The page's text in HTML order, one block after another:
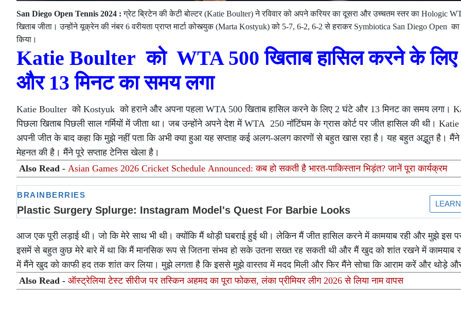
San Diego Open Tennis 2024 :ग्रेट ब्रिटेन की केटी बोल्टर (Katie Boulter) ने रविवार को अपने करियर का दूसरा और उच्चतम स्तर का Hologic
खिताब जीता। उन्होंने यूक्रेन की नंबर 6 वरीयता प्राप्त मार्टा कोस्त्युक (Marta Kostyuk) को 5-7, 6-2, 6-2 से हराकर Symbiotica San Diego Open
किया।
Katie Boulter को WTA 500 खिताब हासिल करने के
और 13 मिनट का समय लगा
Katie Boulter को Kostyuk को हराने और अपना पहला WTA 500 खिताब हासिल करने के लिए 2 घंटे और 13 मिनट का समय लगा।
पिछला खिताब पिछली साल गर्मियों में जीता था। जब उन्होंने अपने देश में WTA 250 नॉटिंघम के ग्रास कोर्ट पर जीत हासिल की थी।
अपनी जीत के बाद कहा कि मुझे नहीं पता कि अभी क्या हुआ यह सप्ताह कई अलग-अलग कारणों से बहुत खास रहा है। यह बहुत अद्भुत है।
मेहनत की है। मैंने पूरे सप्ताह टेनिस खेला है।
Also Read - Asian Games 2026 Cricket Schedule Announced: कब हो सकती है भारत-पाकिस्तान भिड़ंत? जानें पूरा कार्यक्रम
आज एक पूरी लड़ाई थी। जो कि मेरे साथ भी थी। क्योंकि मैं थोड़ी घबराई हुई थी। लेकिन मैं जीत हासिल करने में कामयाब रही और मुझे इस
इसमें से बहुत कुछ मेरे बारे में था कि मैं मानसिक रूप से जितना संभव हो सके उतना सख्त रह सकती थी और मैं खुद को शांत रखने में कामयाब
में मैंने खुद को काफी हद तक शांत कर लिया। मुझे लगता है कि इससे मुझे वास्तव में मदद मिली और फिर मैंने सोचा कि आराम करें और थोड़े
Also Read - ऑस्ट्रेलिया टेस्ट सीरीज पर तस्किन अहमद का पूरा फोकस, लंका प्रीमियर लीग 2026 से लिया नाम वापस